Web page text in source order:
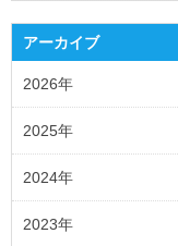
アーカイブ
2026年
2025年
2024年
2023年